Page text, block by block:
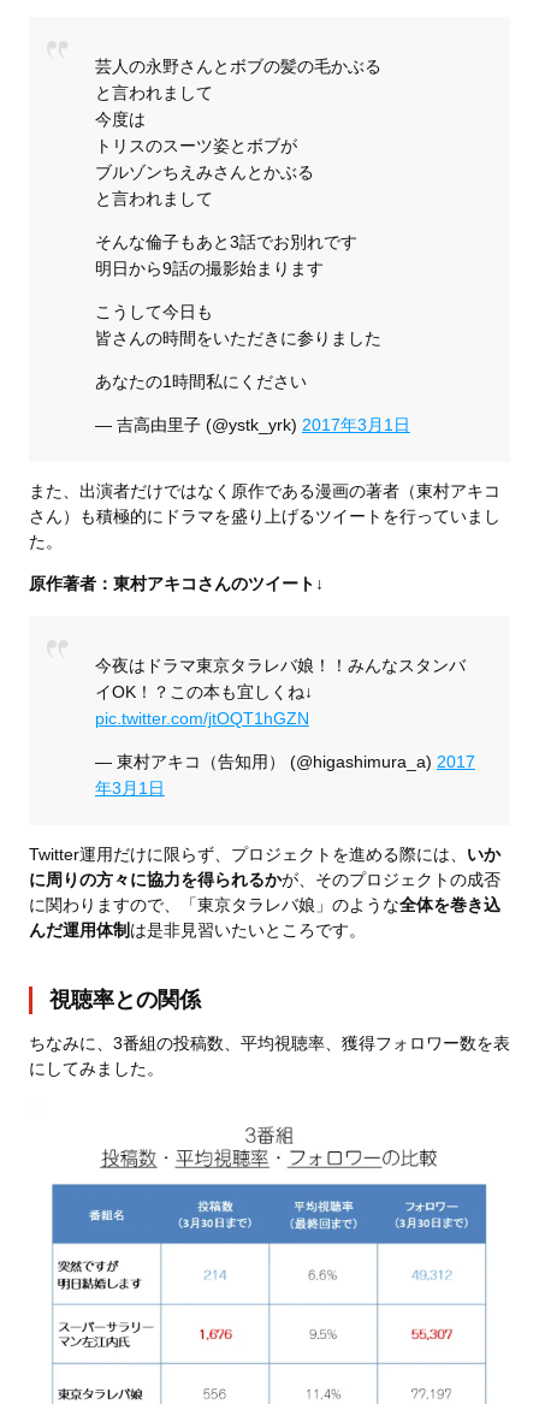
芸人の永野さんとボブの髪の毛かぶる
と言われまして
今度は
トリスのスーツ姿とボブが
ブルゾンちえみさんとかぶる
と言われまして
そんな倫子もあと3話でお別れです
明日から9話の撮影始まります
こうして今日も
皆さんの時間をいただきに参りました
あなたの1時間私にください
— 吉高由里子 (@ystk_yrk) 2017年3月1日
また、出演者だけではなく原作である漫画の著者（東村アキコ
さん）も積極的にドラマを盛り上げるツイートを行っていまし
た。
原作著者：東村アキコさんのツイート↓
今夜はドラマ東京タラレバ娘！！みんなスタンバ
イOK！？この本も宜しくね↓
pic.twitter.com/jtOQT1hGZN
— 東村アキコ（告知用） (@higashimura_a) 2017
年3月1日
Twitter運用だけに限らず、プロジェクトを進める際には、 いか
に周りの方々に協力を得られるかが、そのプロジェクトの成否
に関わりますので、「東京タラレバ娘」のような全体を巻き込
んだ運用体制 は是非見習いたいところです。
視聴率との関係
ちなみに、3番組の投稿数、平均視聴率、獲得フォロワー数を表
にしてみました。